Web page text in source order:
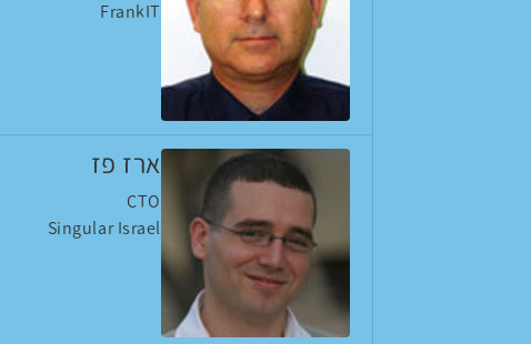
FrankIT
ארז פז
CTO
Singular Israel